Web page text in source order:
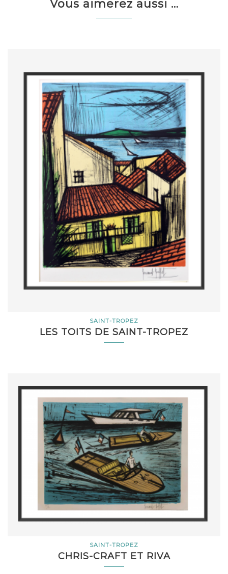
Vous aimerez aussi …
SAINT-TROPEZ
LES TOITS DE SAINT-TROPEZ
SAINT-TROPEZ
CHRIS-CRAFT ET RIVA